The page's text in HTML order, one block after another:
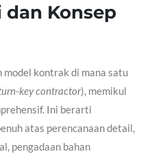
Konsep
kontrak di mana satu
key contractor), memikul
Ini berarti
atas perencanaan detail,
pengadaan bahan